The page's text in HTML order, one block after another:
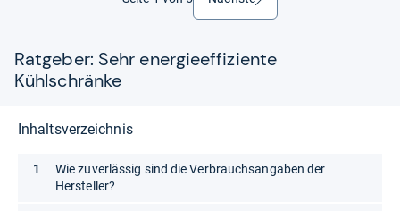
Ratgeber: Sehr energieeffiziente
Kühlschränke
Inhaltsverzeichnis
Wie zuverlässig sind die Verbrauchsangaben der
Hersteller?